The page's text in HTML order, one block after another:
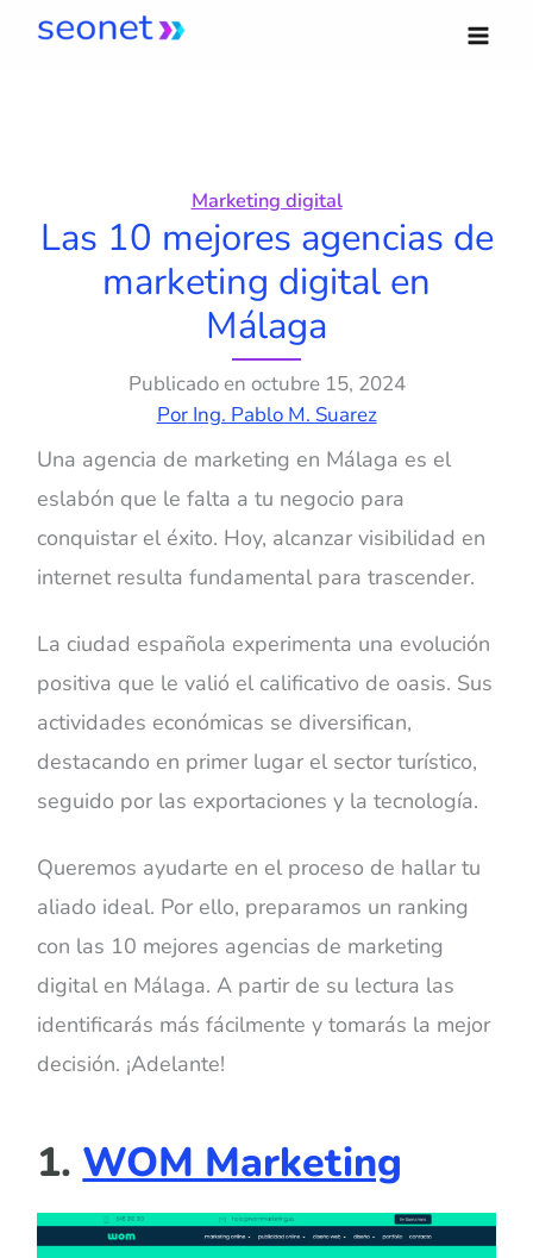
Marketing digital
Las 10 mejores agencias de
marketing digital en
Málaga
Publicado en octubre 15, 2024
PorIng. Pablo M. Suarez
Una agencia de marketing en Málaga es el
eslabón que le falta a tu negocio para
conquistar el éxito. Hoy, alcanzar visibilidad en
internet resulta fundamental para trascender.
La ciudad española experimenta una evolución
positiva que le valió el calificativo de oasis. Sus
actividades económicas se diversifican,
destacando en primer lugar el sector turístico,
seguido por las exportaciones y la tecnología.
Queremos ayudarte en el proceso de hallar tu
aliado ideal. Por ello, preparamos un ranking
con las 10 mejores agencias de marketing
digital en Málaga. A partir de su lectura las
identificarás más fácilmente y tomarás la mejor
decisión. ¡Adelante!
1. WOM Marketing